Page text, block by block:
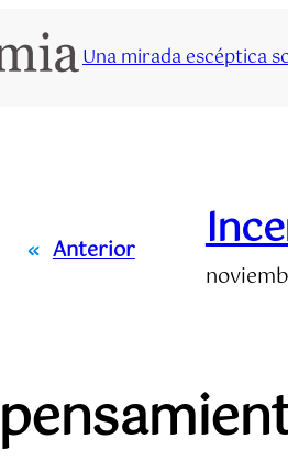
Una mirada escéptica
« Anterior